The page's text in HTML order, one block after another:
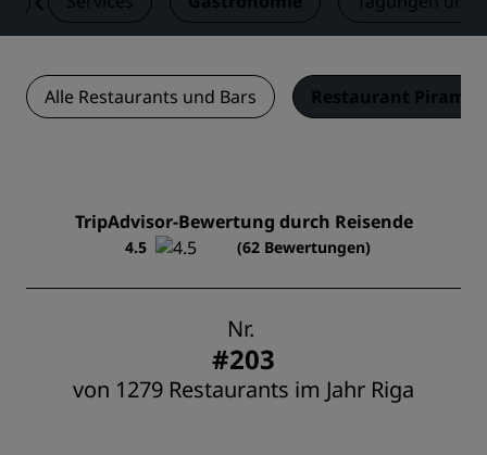
Alle Restaurants und Bars Restaurant
TripAdvisor-Bewertung durch Reisende
4.5 (62 Bewertungen)
Nr.
#203
von 1279 Restaurants im Jahr Riga